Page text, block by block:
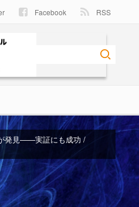
Facebook RSS
発見――実証にも成功 /